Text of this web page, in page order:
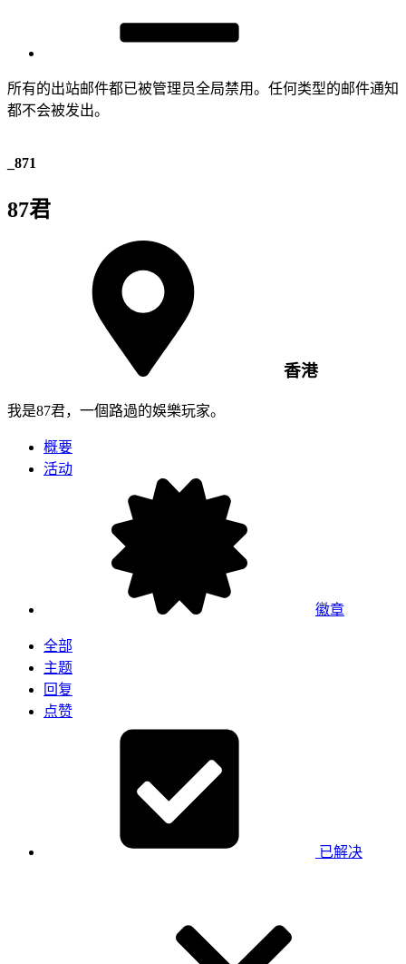
所有的出站邮件都已被管理员全局禁用。任何类型的邮件通知
都不会被发出。
_871
87君
香港
我是87君，一個路過的娛樂玩家。
概要
活动
徽章
全部
主题
回复
点赞
已解决